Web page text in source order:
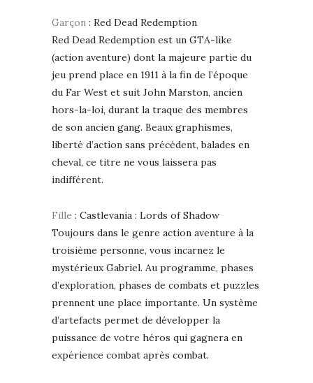
Garçon : Red Dead Redemption
Red Dead Redemption est un GTA-like
(action aventure) dont la majeure partie du
jeu prend place en 1911 à la fin de l’époque
du Far West et suit John Marston, ancien
hors-la-loi, durant la traque des membres
de son ancien gang. Beaux graphismes,
liberté d’action sans précédent, balades en
cheval, ce titre ne vous laissera pas
indifférent.
Fille : Castlevania : Lords of Shadow
Toujours dans le genre action aventure à la
troisième personne, vous incarnez le
mystérieux Gabriel. Au programme, phases
d’exploration, phases de combats et puzzles
prennent une place importante. Un système
d’artefacts permet de développer la
puissance de votre héros qui gagnera en
expérience combat après combat.